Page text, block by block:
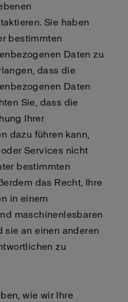
Sie haben
bestimmten
Daten zu
dass die
Daten
Sie, dass die
Ihrer
dazu führen kann,
Services nicht
bestimmten
das Recht, Ihre
in einem
maschinenlesbaren
sie an einen anderen
zu
wie wir Ihre